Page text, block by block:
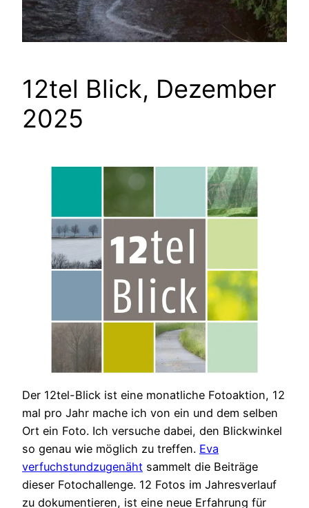
12tel Blick, Dezember
2025
Der 12tel-Blick ist eine monatliche Fotoaktion, 12
mal pro Jahr mache ich von ein und dem selben
Ort ein Foto. Ich versuche dabei, den Blickwinkel
so genau wie möglich zu treffen. Eva
verfuchstundzugenäht sammelt die Beiträge
dieser Fotochallenge. 12 Fotos im Jahresverlauf
zu dokumentieren, ist eine neue Erfahrung für